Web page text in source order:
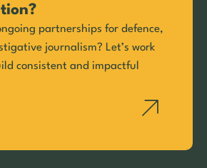
partnerships for defence,
journalism? Let’s work
consistent and impactful